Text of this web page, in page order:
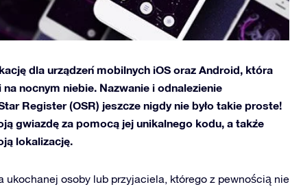
dla urządzeń mobilnych iOS oraz Android, która
nocnym niebie. Nazwanie i odnalezienie
Register (OSR) jeszcze nigdy nie było takie proste!
gwiazdę za pomocą jej unikalnego kodu, a także
lokalizację.
ukochanej osoby lub przyjaciela, którego z pewnością nie